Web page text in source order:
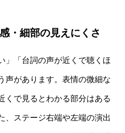
・細部の見えにくさ
」「台詞の声が近くで聴くほ
声があります。表情の微細な
くで見るとわかる部分はある
、ステージ右端や左端の演出